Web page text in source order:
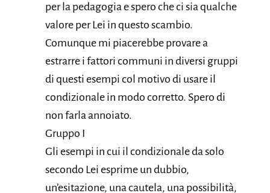
per la pedagogia e spero che ci sia qualche
valore per Lei in questo scambio.
Comunque mi piacerebbe provare a
estrarre i fattori communi in diversi gruppi
di questi esempi col motivo di usare il
condizionale in modo corretto. Spero di
non farla annoiato.
Gruppo I
Gli esempi in cui il condizionale da solo
secondo Lei esprime un dubbio,
un’esitazione, una cautela, una possibilità,